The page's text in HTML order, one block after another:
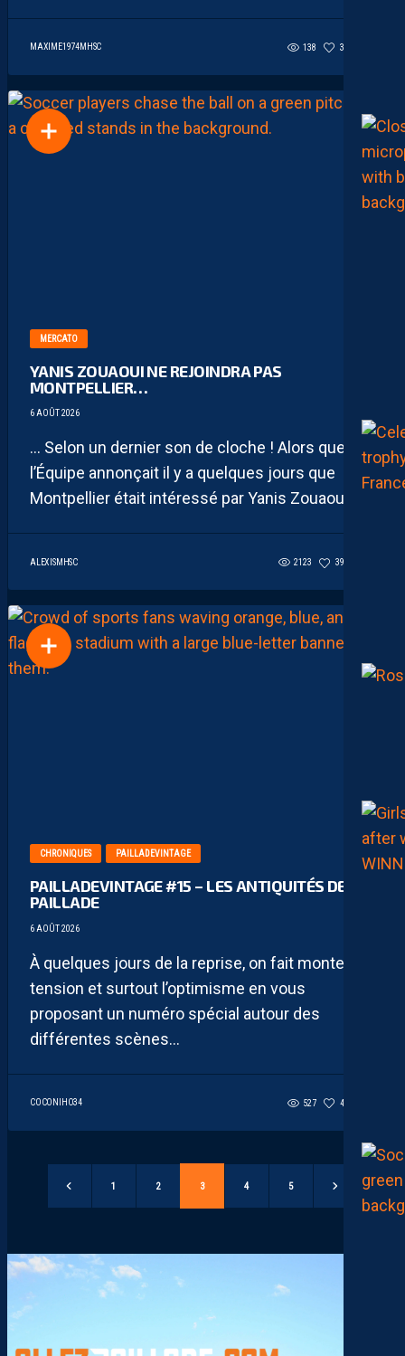
MAXIME1974MHSC 138 38
MERCATO
YANIS ZOUAOUI NE REJOINDRA PAS
MONTPELLIER…
6 AOÛT 2026
… Selon un dernier son de cloche ! Alors que
l’Équipe annonçait il y a quelques jours que
Montpellier était intéressé par Yanis Zouaoui,...
ALEXISMHSC 2123 39
CHRONIQUES PAILLADEVINTAGE
PAILLADEVINTAGE #15 – LES ANTIQUITÉS DE LA
PAILLADE
6 AOÛT 2026
À quelques jours de la reprise, on fait monter la
tension et surtout l’optimisme en vous
proposant un numéro spécial autour des
différentes scènes...
COCONIHO34 527 44
1 2 3 4 5